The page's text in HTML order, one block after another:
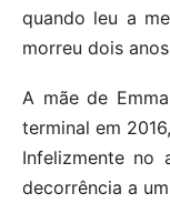
quando leu a
morreu dois
A mãe de
terminal em
Infelizmente no
decorrência a